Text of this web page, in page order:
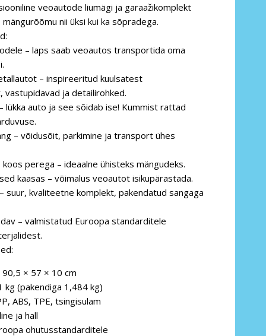
veoautode liumägi ja garaažikomplekt
nii üksi kui ka sõpradega.
– laps saab veoautos transportida oma
– inspireeritud kuulsatest
ja detailirohked.
lükka auto ja see sõidab ise! Kummist rattad
– võidusõit, parkimine ja transport ühes
koos perega – ideaalne ühisteks mängudeks.
kaasas – võimalus veoautot isikupärastada.
suur, kvaliteetne komplekt, pakendatud sangaga
– valmistatud Euroopa standarditele
× 57 × 10 cm
kg (pakendiga 1,484 kg)
ABS, TPE, tsingisulam
ja hall
ohutusstandarditele